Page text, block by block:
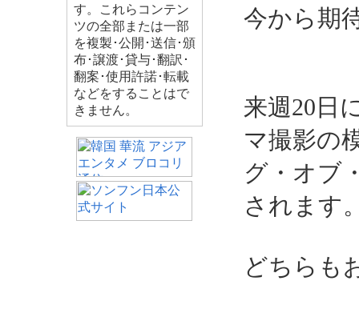
す。これらコンテン
ツの全部または一部
を複製･公開･送信･頒
布･譲渡･貸与･翻訳･
翻案･使用許諾･転載
などをすることはで
きません。
今から期
来週20日
マ撮影の
グ・オブ
されます
どちらも